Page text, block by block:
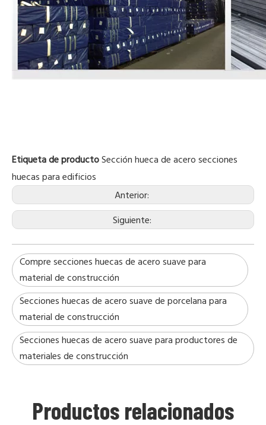
Etiqueta de productoSección hueca de acero secciones
huecas para edificios
Anterior:
Siguiente:
Compre secciones huecas de acero suave para
material de construcción
Secciones huecas de acero suave de porcelana para
material de construcción
Secciones huecas de acero suave para productores de
materiales de construcción
Productos relacionados